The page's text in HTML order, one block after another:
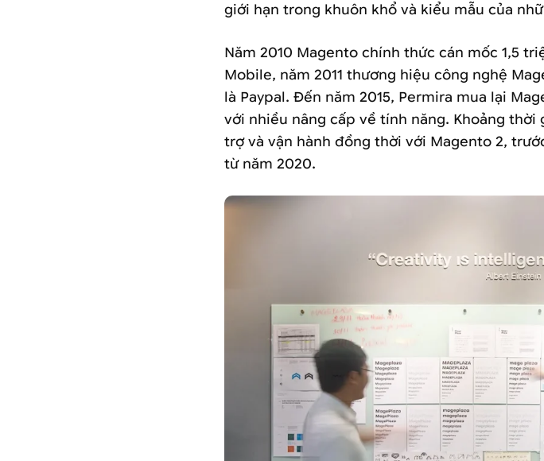
giới hạn trong khuôn khổ và kiểu mẫu của
Năm 2010 Magento chính thức cán mốc 1,5
Mobile, năm 2011 thương hiệu công nghệ
là Paypal. Đến năm 2015, Permira mua lại
với nhiều nâng cấp về tính năng. Khoảng thời
trợ và vận hành đồng thời với Magento 2,
từ năm 2020.